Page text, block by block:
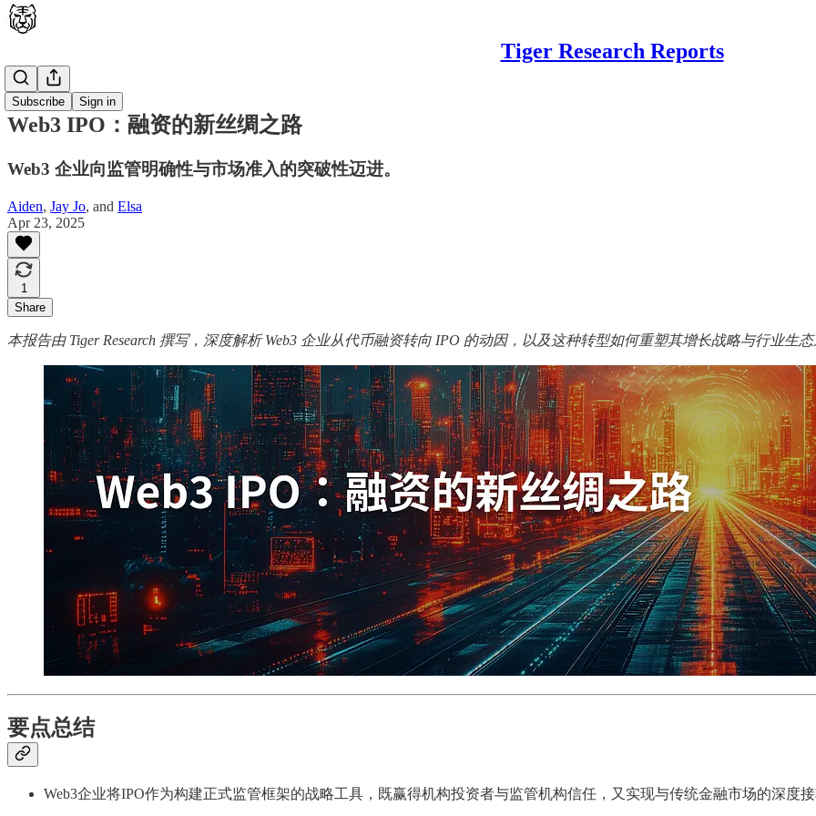
Tiger Research Reports
Subscribe Sign in
🇨🇳 中文
Web3 IPO：融资的新丝绸之路
Web3 企业向监管明确性与市场准入的突破性迈进。
Aiden, Jay Jo, and Elsa
Apr 23, 2025
1
Share
本报告由 Tiger Research 撰写，深度解析 Web3 企业从代币融资转向 IPO 的动因，以及这种转型如何重塑其增长战略与行业生
要点总结
Web3企业将IPO作为构建正式监管框架的战略工具，既赢得机构投资者与监管机构信任，又实现与传统金融市场的深度